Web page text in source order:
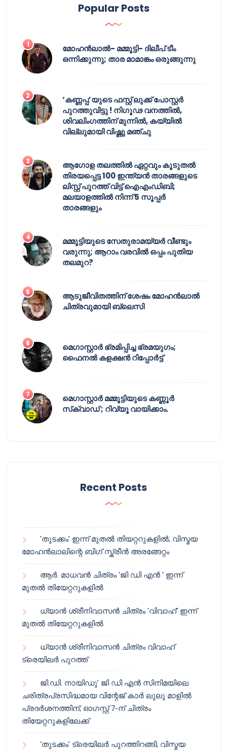
Popular Posts
മോഹൻലാൽ- മമ്മൂട്ടി- ദിലീപ് ടീം
ഒന്നിക്കുന്നു; താര മാമാങ്കം ഒരുങ്ങുന്നു
‘കണ്ണപ്പ’യുടെ ഫസ്റ്റ് ലുക്ക് പോസ്റ്റർ
പുറത്തുവിട്ടു ! നിഗൂഢ വനത്തിൽ,
ശിവലിംഗത്തിന് മുന്നിൽ, കയ്യിൽ
വില്ലുമായി വിഷ്ണു മഞ്ചു
ആഗോള തലത്തിൽ ഏറ്റവും കൂടുതൽ
തിരയപ്പെട്ട 100 ഇന്ത്യൻ താരങ്ങളുടെ
ലിസ്റ്റ് പുറത്ത് വിട്ട് ഐഎംഡിബി;
മലയാളത്തിൽ നിന്ന് 5 സൂപ്പർ
താരങ്ങളും
മമ്മൂട്ടിയുടെ സേതുരാമയ്യർ വീണ്ടും
വരുന്നു; ആറാം വരവിൽ ഒപ്പം പുതിയ
തലമുറ?
ആടുജീവിതത്തിന് ശേഷം മോഹൻലാൽ
ചിത്രവുമായി ബ്ലെസി
മെഗാസ്റ്റാർ ഭ്രമിപ്പിച്ച ഭ്രമയുഗം;
ഫൈനൽ കളക്ഷൻ റിപ്പോർട്ട്
മെഗാസ്റ്റാർ മമ്മൂട്ടിയുടെ കണ്ണൂർ
സ്‌ക്വാഡ് ; റിവ്യൂ വായിക്കാം.
Recent Posts
‘തുടക്കം’ ഇന്ന് മുതൽ തിയറ്ററുകളിൽ; വിസ്മയ
മോഹൻലാലിന്റെ ബിഗ് സ്ക്രീൻ അരങ്ങേറ്റം
ആർ. മാധവൻ ചിത്രം ‘ജി ഡി എൻ ‘ ഇന്ന്
മുതൽ തിയേറ്ററുകളിൽ
ധ്യാൻ ശ്രീനിവാസൻ ചിത്രം ‘വിവാഹ്’ ഇന്ന്
മുതൽ തിയേറ്ററുകളിൽ
ധ്യാൻ ശ്രീനിവാസൻ ചിത്രം വിവാഹ്
ട്രെയിലർ പുറത്ത്
ജി.ഡി. നായിഡു’ ജി ഡി എൻ സിനിമയിലെ
ചരിത്രപ്രസിദ്ധമായ വിന്റേജ് കാർ ലുലു മാളിൽ
പ്രദർശനത്തിന്; ഓഗസ്റ്റ് 7-ന് ചിത്രം
തിയേറ്ററുകളിലേക്ക്
‘തുടക്കം’ ട്രെയിലർ പുറത്തിറങ്ങി; വിസ്മയ